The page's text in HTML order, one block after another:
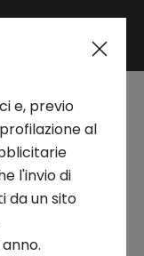
Area riservata
e
per
e, previo
al
l'invio di
da un sito